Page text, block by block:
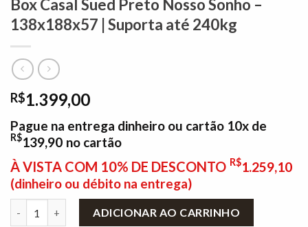
Box Casal Sued Preto Nosso Sonho –
138x188x57 | Suporta até 240kg
R$1.399,00
Pague na entrega dinheiro ou cartão 10x de
R$139,90 no cartão
À VISTA COM 10% DE DESCONTO R$1.259,10
(dinheiro ou débito na entrega)
ADICIONAR AO CARRINHO